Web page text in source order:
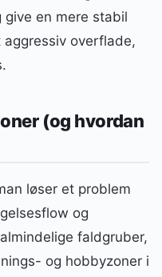
en mere stabil
overflade,
(og hvordan
løser et problem
og
faldgruber,
og hobbyzoner i